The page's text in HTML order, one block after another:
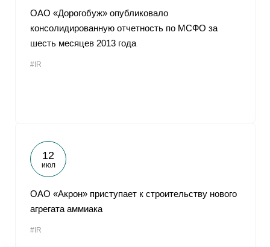
ОАО «Дорогобуж» опубликовало
консолидированную отчетность по МСФО за
шесть месяцев 2013 года
#IR
12
июл
ОАО «Акрон» приступает к строительству нового
агрегата аммиака
#IR